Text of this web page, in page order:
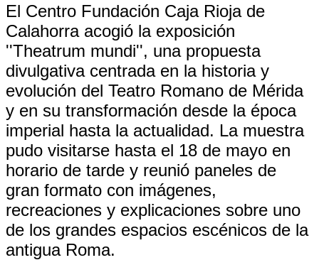
El Centro Fundación Caja Rioja de
Calahorra acogió la exposición
''Theatrum mundi'', una propuesta
divulgativa centrada en la historia y
evolución del Teatro Romano de Mérida
y en su transformación desde la época
imperial hasta la actualidad. La muestra
pudo visitarse hasta el 18 de mayo en
horario de tarde y reunió paneles de
gran formato con imágenes,
recreaciones y explicaciones sobre uno
de los grandes espacios escénicos de la
antigua Roma.